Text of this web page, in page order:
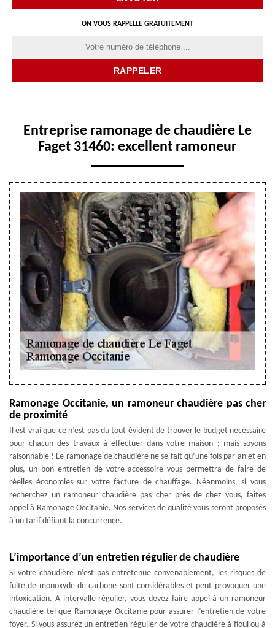
ON VOUS RAPPELLE GRATUITEMENT
Entreprise ramonage de chaudière Le
Faget 31460: excellent ramoneur
Ramonage Occitanie, un ramoneur chaudière pas cher
de proximité
Il est vrai que ce n’est pas du tout évident de trouver le budget nécessaire
pour chacun des travaux à effectuer dans votre maison ; mais soyons
raisonnable ! Le ramonage de chaudière ne se fait qu’une fois par an et en
plus, un bon entretien de votre accessoire vous permettra de faire de
réelles économies sur votre facture de chauffage. Néanmoins, si vous
recherchez un ramoneur chaudière pas cher près de chez vous, faites
appel à Ramonage Occitanie. Nos services de qualité vous seront proposés
à un tarif défiant la concurrence.
L’importance d’un entretien régulier de chaudière
Si votre chaudière n’est pas entretenue convenablement, les risques de
fuite de monoxyde de carbone sont considérables et peut provoquer une
intoxication. A intervalle régulier, vous devez faire appel à un ramoneur
chaudière tel que Ramonage Occitanie pour assurer l’entretien de votre
foyer. Si vous assurez un entretien régulier de votre chaudière à fioul ou à